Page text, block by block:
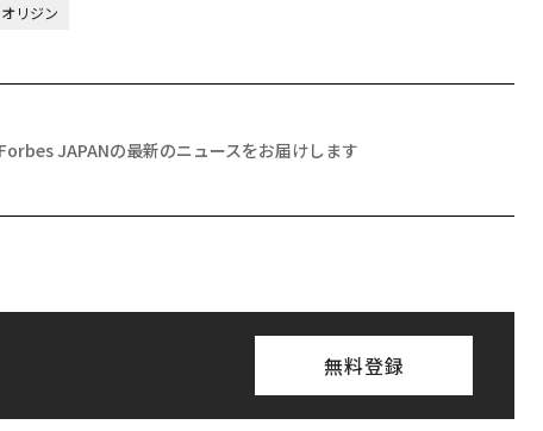
リジン
Forbes JAPANの最新のニュースをお届けします
無料登録